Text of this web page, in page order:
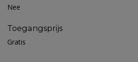
Nee
Toegangsprijs
Gratis